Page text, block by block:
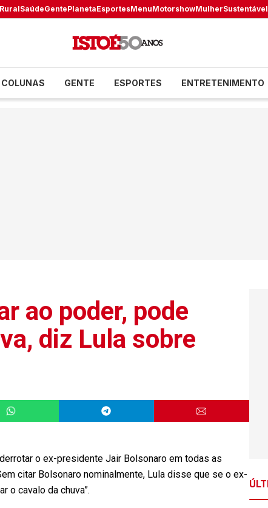
SaúdeGentePlanetaEsportesMenuMotorshowMulherSustentável
COLUNAS GENTE ESPORTES ENTRETENIMENTO
ao poder, pode
diz Lula sobre
o ex-presidente Jair Bolsonaro em todas as
citar Bolsonaro nominalmente, Lula disse que se o ex-
o cavalo da chuva”.